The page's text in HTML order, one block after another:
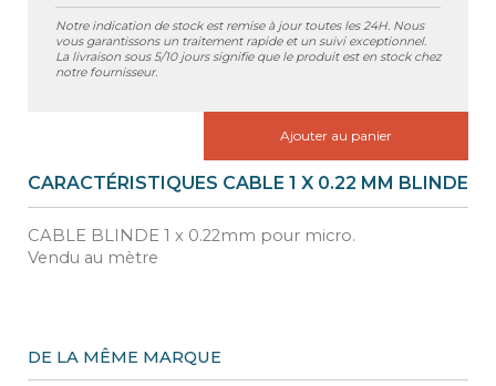
Notre indication de stock est remise à jour toutes les 24H. Nous
vous garantissons un traitement rapide et un suivi exceptionnel.
La livraison sous 5/10 jours signifie que le produit est en stock chez
notre fournisseur.
Ajouter au panier
CARACTÉRISTIQUES CABLE 1 X 0.22 MM BLINDE
CABLE BLINDE 1 x 0.22mm pour micro.
Vendu au mètre
DE LA MÊME MARQUE